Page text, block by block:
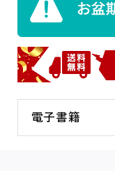
電子書籍